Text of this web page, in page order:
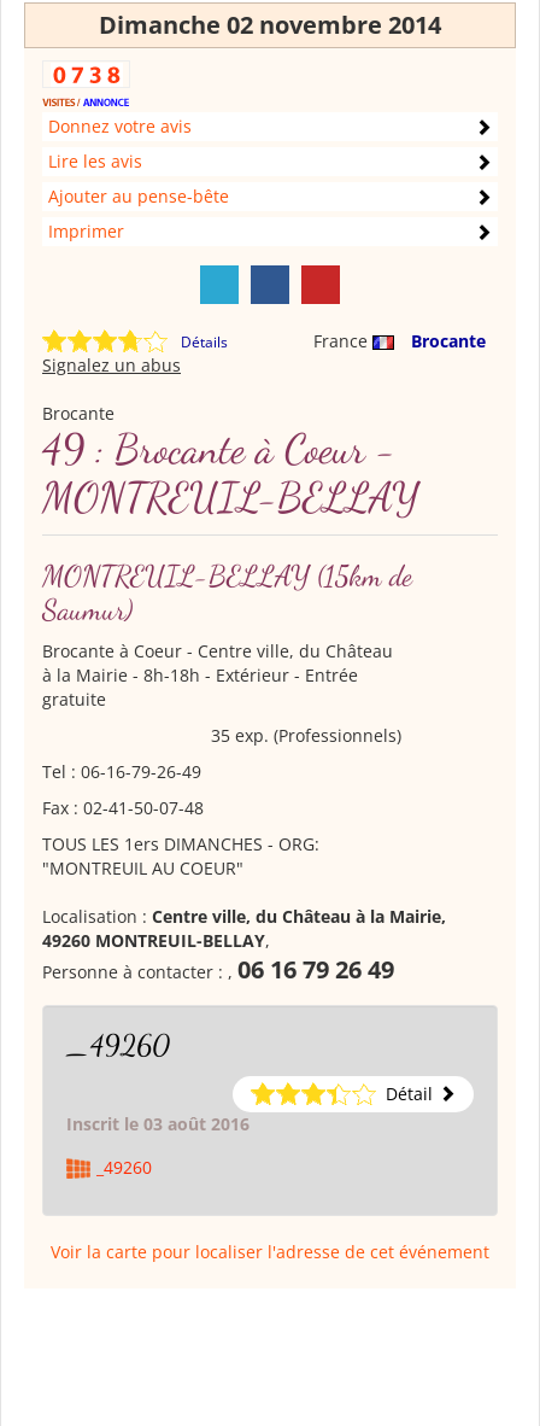
Dimanche 02 novembre 2014
Donnez votre avis
Lire les avis
Ajouter au pense-bête
Imprimer
Détails France
Brocante
Signalez un abus
Brocante
49 : Brocante à Coeur -
MONTREUIL-BELLAY
MONTREUIL-BELLAY (15km de
Saumur)
Brocante à Coeur - Centre ville, du Château
à la Mairie - 8h-18h - Extérieur - Entrée
gratuite
35 exp. (Professionnels)
Tel : 06-16-79-26-49
Fax : 02-41-50-07-48
TOUS LES 1ers DIMANCHES - ORG:
"MONTREUIL AU COEUR"
Localisation : Centre ville, du Château à la Mairie,
49260 MONTREUIL-BELLAY,
Personne à contacter : , 06 16 79 26 49
_49260
Détail
Inscrit le 03 août 2016
_49260
Voir la carte pour localiser l'adresse de cet événement